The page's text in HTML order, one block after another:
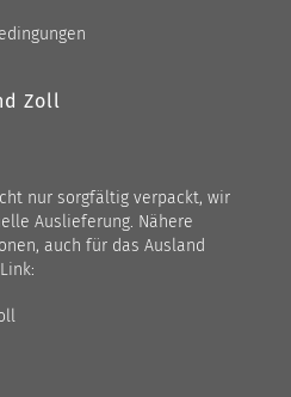
Zoll
nur sorgfältig verpackt, wir
Auslieferung. Nähere
auch für das Ausland